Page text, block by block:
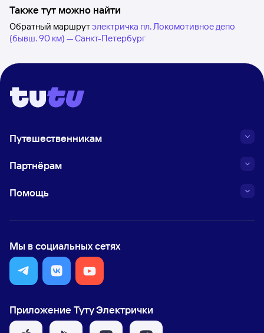
Также тут можно найти
Обратный маршрутэлектричка пл. Локомотивное депо
(бывш. 90 км) — Санкт-Петербург
Путешественникам
Партнёрам
Помощь
Мы в социальных сетях
Приложение Туту Электрички